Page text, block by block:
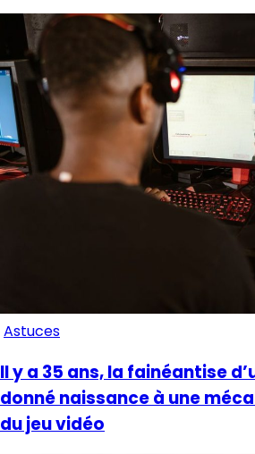
Astuces
Il y a 35 ans, la fainéantise
donné naissance à une
du jeu vidéo